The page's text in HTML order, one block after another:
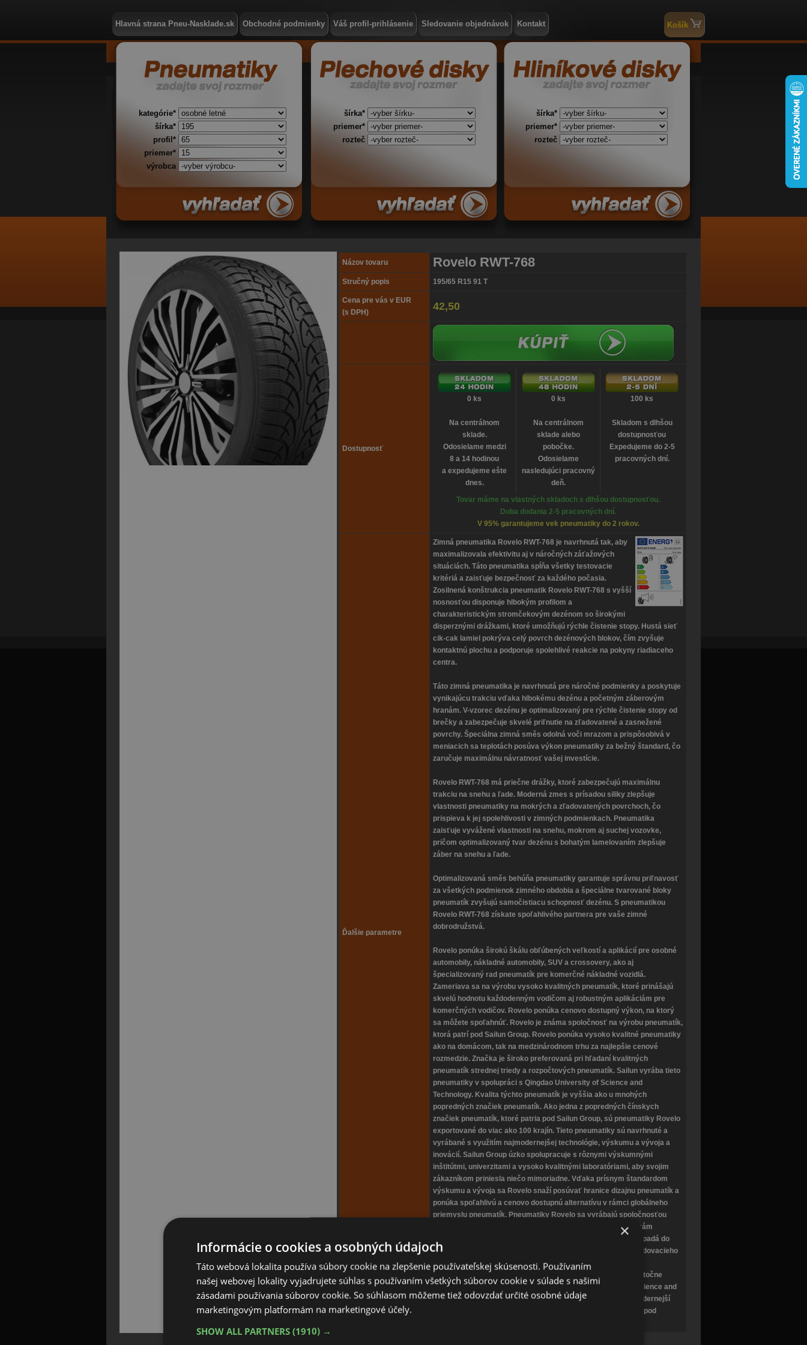
Hlavná strana Pneu-Nasklade.sk Obchodné podmienky Váš profil-prihlásenie Sledovanie objednávok Kontakt Košík
kategórie*
šírka*
profil*
priemer*
výrobca
šírka*
priemer*
rozteč
šírka*
priemer*
rozteč
Názov tovaru Rovelo RWT-768
Stručný popis 195/65 R15 91 T
Cena pre vás v EUR
(s DPH)
42,50
Dostupnosť
0 ks
Na centrálnom
sklade.
Odosielame medzi
8 a 14 hodinou
a expedujeme ešte
dnes.
0 ks
Na centrálnom
sklade alebo
pobočke.
Odosielame
nasledujúci pracovný
deň.
100 ks
Skladom s dlhšou
dostupnosťou
Expedujeme do 2-5
pracovných dní.
Tovar máme na vlastných skladoch s dlhšou dostupnosťou.
Doba dodania 2-5 pracovných dní.
V 95% garantujeme vek pneumatiky do 2 rokov.
Ďalšie parametre
Zimná pneumatika Rovelo RWT-768 je navrhnutá tak, aby
maximalizovala efektivitu aj v náročných záťažových
situáciách. Táto pneumatika spĺňa všetky testovacie
kritériá a zaisťuje bezpečnosť za každého počasia.
Zosilnená konštrukcia pneumatik Rovelo RWT-768 s vyšší
nosnosťou disponuje hlbokým profilom a
charakteristickým stromčekovým dezénom so širokými
disperznými drážkami, ktoré umožňujú rýchle čistenie stopy. Hustá sieť
cik-cak lamiel pokrýva celý povrch dezénových blokov, čím zvyšuje
kontaktnú plochu a podporuje spolehlivé reakcie na pokyny riadiaceho
centra.
Táto zimná pneumatika je navrhnutá pre náročné podmienky a poskytuje
vynikajúcu trakciu vďaka hlbokému dezénu a početným záberovým
hranám. V-vzorec dezénu je optimalizovaný pre rýchle čistenie stopy od
brečky a zabezpečuje skvelé priľnutie na zľadovatené a zasnežené
povrchy. Špeciálna zimná směs odolná voči mrazom a prispôsobivá v
meniacich sa teplotách posúva výkon pneumatiky za bežný štandard, čo
zaručuje maximálnu návratnosť vašej investície.
Rovelo RWT-768 má priečne drážky, ktoré zabezpečujú maximálnu
trakciu na snehu a ľade. Moderná zmes s prísadou siliky zlepšuje
vlastnosti pneumatiky na mokrých a zľadovatených povrchoch, čo
prispieva k jej spolehlivosti v zimných podmienkach. Pneumatika
zaisťuje vyvážené vlastnosti na snehu, mokrom aj suchej vozovke,
pričom optimalizovaný tvar dezénu s bohatým lamelovaním zlepšuje
záber na snehu a ľade.
Optimalizovaná směs behúňa pneumatiky garantuje správnu priľnavosť
za všetkých podmienok zimného obdobia a špeciálne tvarované bloky
pneumatík zvyšujú samočistiacu schopnosť dezénu. S pneumatikou
Rovelo RWT-768 získate spoľahlivého partnera pre vaše zimné
dobrodružstvá.
Rovelo ponúka širokú škálu obľúbených veľkostí a aplikácií pre osobné
automobily, nákladné automobily, SUV a crossovery, ako aj
špecializovaný rad pneumatík pre komerčné nákladné vozidlá.
Zameriava sa na výrobu vysoko kvalitných pneumatík, ktoré prinášajú
skvelú hodnotu každodenným vodičom aj robustným aplikáciám pre
komerčných vodičov. Rovelo ponúka cenovo dostupný výkon, na ktorý
sa môžete spoľahnúť. Rovelo je známa spoločnosť na výrobu pneumatík,
ktorá patrí pod Sailun Group. Rovelo ponúka vysoko kvalitné pneumatiky
ako na domácom, tak na medzinárodnom trhu za najlepšie cenové
rozmedzie. Značka je široko preferovaná pri hľadaní kvalitných
pneumatík strednej triedy a rozpočtových pneumatík. Sailun vyrába tieto
pneumatiky v spolupráci s Qingdao University of Science and
Technology. Kvalita týchto pneumatík je vyššia ako u mnohých
popredných značiek pneumatík. Ako jedna z popredných čínskych
značiek pneumatík, ktoré patria pod Sailun Group, sú pneumatiky Rovelo
exportované do viac ako 100 krajín. Tieto pneumatiky sú navrhnuté a
vyrábané s využitím najmodernejšej technológie, výskumu a vývoja a
inovácií. Sailun Group úzko spolupracuje s rôznymi výskumnými
inštitútmi, univerzitami a vysoko kvalitnými laboratóriami, aby svojim
zákazníkom priniesla niečo mimoriadne. Vďaka prísnym štandardom
výskumu a vývoja sa Rovelo snaží posúvať hranice dizajnu pneumatík a
ponúka spoľahlivú a cenovo dostupnú alternatívu v rámci globálneho
priemyslu pneumatík. Pneumatiky Rovelo sa vyrábajú spoločnosťou
Sailun Co. Ltd. v Číne a majú vzor dezénu podobný pneumatikám
predávaným pod značkou Sailun. Značka pneumatík Rovelo spadá do
triedy stredne veľkých pneumatík a je vyrábaná pomocou sledovacieho
systému, ktorý monitoruje celý proces od výroby po dodanie.
Technológia používaná pri výrobe pneumatík Rovelo bola čiastočne
vyvinutá v spolupráci medzi Sailun a Qingdao University of Science and
Technology. Táto spolupráca umožňuje Sailun využívať najmodernejší
výrobný proces pre pneumatiky ako pod značkou Rovelo, tak pod
×
Informácie o cookies a osobných údajoch
Táto webová lokalita používa súbory cookie na zlepšenie používateľskej skúsenosti. Používaním
našej webovej lokality vyjadrujete súhlas s používaním všetkých súborov cookie v súlade s našimi
zásadami používania súborov cookie. So súhlasom môžeme tiež odovzdať určité osobné údaje
marketingovým platformám na marketingové účely.
SHOW ALL PARTNERS (1910) →